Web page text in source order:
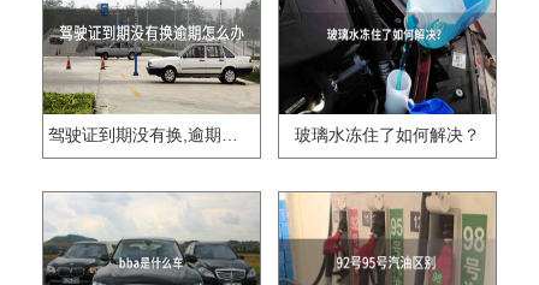
驾驶证到期没有换,逾期怎么办?? 玻璃水冻住了如何解决？